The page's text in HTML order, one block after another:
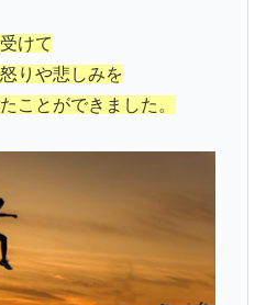
けて
りや悲しみを
ことができました。